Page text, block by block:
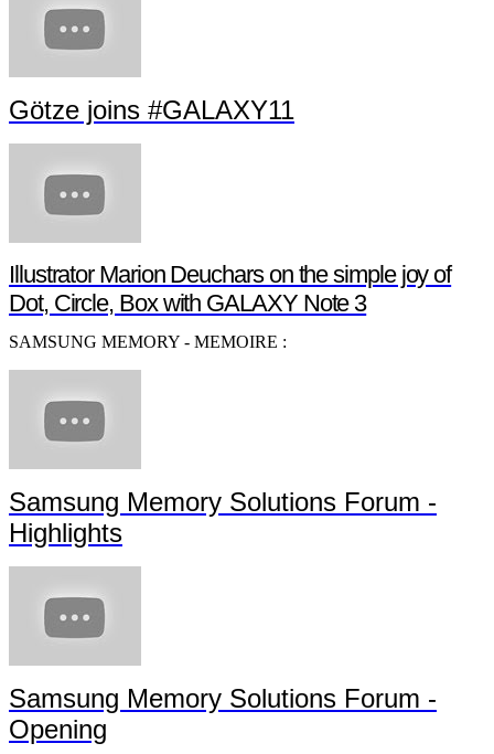
Götze joins #GALAXY11
Illustrator Marion Deuchars on the simple joy of
Dot, Circle, Box with GALAXY Note 3
SAMSUNG MEMORY - MEMOIRE :
Samsung Memory Solutions Forum -
Highlights
Samsung Memory Solutions Forum -
Opening